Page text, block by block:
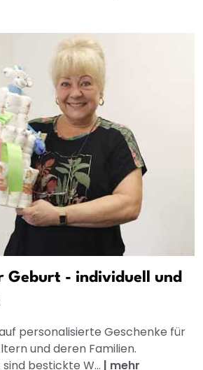
Geburt - individuell und
personalisierte Geschenke für
und deren Familien.
bestickte W... | mehr